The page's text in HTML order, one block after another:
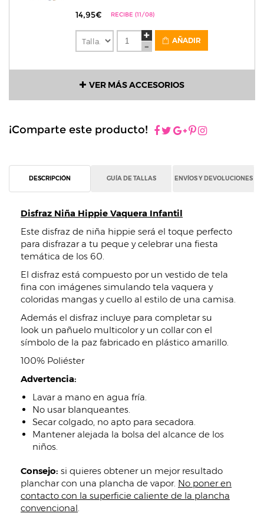
14,95€ RECIBE (11/08)
AÑADIR
VER MÁS ACCESORIOS
¡Comparte este producto!
DESCRIPCIÓN GUÍA DE TALLAS ENVÍOS Y DEVOLUCIONES
Disfraz Niña Hippie Vaquera Infantil
Este disfraz de niña hippie será el toque perfecto
para disfrazar a tu peque y celebrar una fiesta
temática de los 60.
El disfraz está compuesto por un vestido de tela
fina con imágenes simulando tela vaquera y
coloridas mangas y cuello al estilo de una camisa.
Además el disfraz incluye para completar su
look un pañuelo multicolor y un collar con el
símbolo de la paz fabricado en plástico amarillo.
100% Poliéster
Advertencia:
Lavar a mano en agua fría.
No usar blanqueantes.
Secar colgado, no apto para secadora.
Mantener alejada la bolsa del alcance de los
niños.
Consejo: si quieres obtener un mejor resultado
planchar con una plancha de vapor. No poner en
contacto con la superficie caliente de la plancha
convencional.